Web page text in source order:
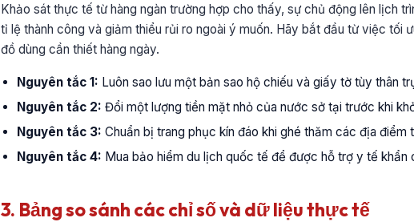
Khảo sát thực tế từ hàng ngàn trường hợp cho thấy, sự chủ động lên lịch
tỉ lệ thành công và giảm thiểu rủi ro ngoài ý muốn. Hãy bắt đầu từ việc tối
đồ dùng cần thiết hàng ngày.
Nguyên tắc 1: Luôn sao lưu một bản sao hộ chiếu và giấy tờ tùy thân
Nguyên tắc 2: Đổi một lượng tiền mặt nhỏ của nước sở tại trước khi
Nguyên tắc 3: Chuẩn bị trang phục kín đáo khi ghé thăm các địa điểm
Nguyên tắc 4: Mua bảo hiểm du lịch quốc tế để được hỗ trợ y tế khẩn
3. Bảng so sánh các chỉ số và dữ liệu thực tế